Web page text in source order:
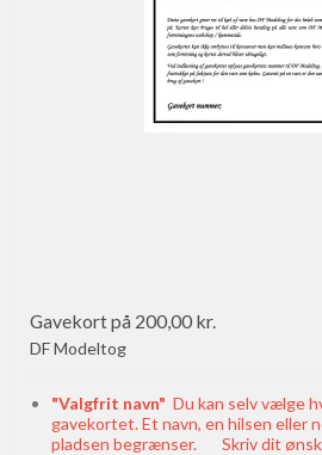
Gavekort på 200,00 kr.
DF Modeltog
"Valgfrit navn" Du kan selv vælge
gavekortet. Et navn, en hilsen eller
pladsen begrænser. Skriv dit